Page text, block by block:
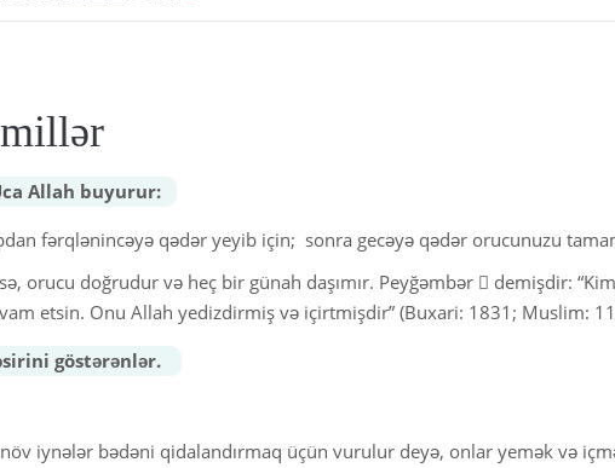
Müsəlmanın əxlaqı
Maliyyə əməliyyatları
Dua və zikrlər
Allah buyurur:
fərqlənincəyə qədər yeyib için; sonra gecəyə qədər orucunuzu
orucu doğrudur və heç bir günah daşımır. Peyğəmbər  demişdir:
etsin. Onu Allah yedizdirmiş və içirtmişdir” (Buxari: 1831; Muslim:
göstərənlər.
növ iynələr bədəni qidalandırmaq üçün vurulur deyə, onlar yemək və